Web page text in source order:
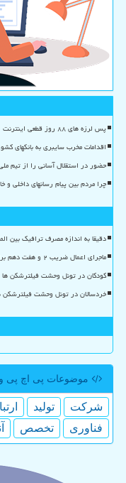
پس لرزه های ۸۸ روز قطعی اینترنت
اقدامات مخرب سایبری به بانکهای
حضور در استقلال آسانی را از تیم
چرا مردم بین پیام رسانهای داخلی و
دقیقا به اندازه مصرف ترافیک بین
ماجرای اعمال ضریب ۲ و هفت دهم برای اینترنت بین الملل چیست؟
کودکان در تونل وحشت فیلترشکن ها
خردسالان در تونل وحشت فیلترشکن
موضوعات پی اچ پی
شركت تولید
فناوری
تخصص